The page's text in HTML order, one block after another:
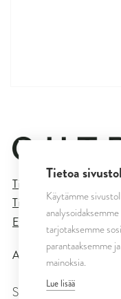
Tietosuojaseloste
Tilaus- ja toimitusehdot
Evästeasetukset
All rights reserved ©
SEURAA MEITÄ
Tietoa
Käytämme
tarjotaksemme
parantaaksemme
mainoksia.
Lue lisää